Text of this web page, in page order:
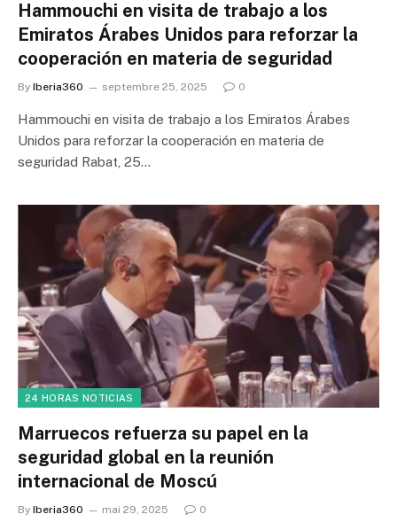
Hammouchi en visita de trabajo a los
Emiratos Árabes Unidos para reforzar la
cooperación en materia de seguridad
By Iberia360 septembre 25, 2025 0
Hammouchi en visita de trabajo a los Emiratos Árabes
Unidos para reforzar la cooperación en materia de
seguridad Rabat, 25…
24 HORAS NOTICIAS
Marruecos refuerza su papel en la
seguridad global en la reunión
internacional de Moscú
By Iberia360 mai 29, 2025 0